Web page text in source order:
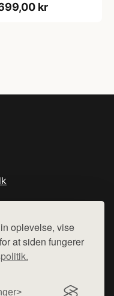
oplevelse, vise
at siden fungerer
kr
til de shops,